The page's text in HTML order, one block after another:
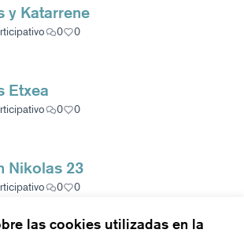
las cookies utilizadas en la
y Katarrene
0 0
Etxea
0 0
Nikolas 23
0 0